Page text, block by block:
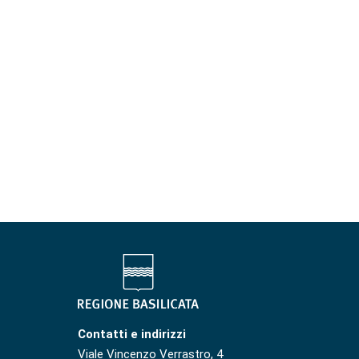
Contatti e indirizzi
Viale Vincenzo Verrastro, 4